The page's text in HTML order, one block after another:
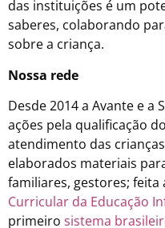
das instituições é um
saberes, colaborando
sobre a criança.
Nossa rede
Desde 2014 a Avante e a
ações pela qualificação
atendimento das
elaborados materiais
familiares, gestores; feita
Curricular da Educação
primeiro sistema